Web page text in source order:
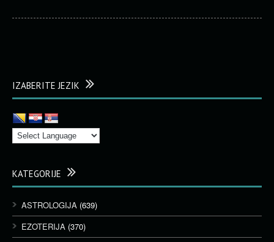
IZABERITE JEZIK
KATEGORIJE
ASTROLOGIJA (639)
EZOTERIJA (370)